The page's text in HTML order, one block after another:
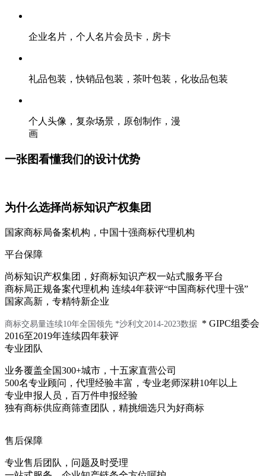
企业名片，个人名片会员卡，房卡
礼品包装，快销品包装，茶叶包装，化妆品包装
个人头像，复杂场景，原创制作，漫
画
一张图看懂我们的设计优势
为什么选择尚标知识产权集团
国家商标局备案机构，中国十强商标代理机构
平台保障
尚标知识产权集团，好商标知识产权一站式服务平台
商标局正规备案代理机构 连续4年获评“中国商标代理十强”
国家高新，专精特新企业
商标交易量连续10年全国领先 *沙利文2014-2023数据 * GIPC组委会
2016至2019年连续四年获评
专业团队
业务覆盖全国300+城市，十五家直营公司
500名专业顾问，代理经验丰富，专业老师深耕10年以上
专业申报人员，百万件申报经验
独有商标供应商筛查团队，精挑细选只为好商标
售后保障
专业售后团队，问题及时受理